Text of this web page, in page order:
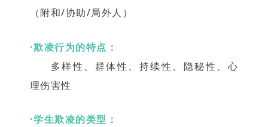
（附和/协助/局外人）
·欺凌行为的特点：
多样性、群体性、持续性、隐秘性、心
理伤害性
·学生欺凌的类型：